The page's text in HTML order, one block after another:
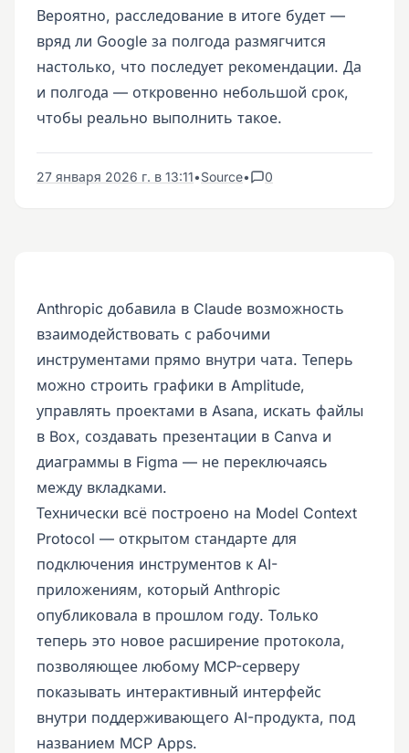
Вероятно, расследование в итоге будет —
вряд ли Google за полгода размягчится
настолько, что последует рекомендации. Да
и полгода — откровенно небольшой срок,
чтобы реально выполнить такое.
27 января 2026 г. в 13:11•Source• 0
Anthropic добавила в Claude возможность
взаимодействовать с рабочими
инструментами прямо внутри чата. Теперь
можно строить графики в Amplitude,
управлять проектами в Asana, искать файлы
в Box, создавать презентации в Canva и
диаграммы в Figma — не переключаясь
между вкладками.
Технически всё построено на Model Context
Protocol — открытом стандарте для
подключения инструментов к AI-
приложениям, который Anthropic
опубликовала в прошлом году. Только
теперь это новое расширение протокола,
позволяющее любому MCP-серверу
показывать интерактивный интерфейс
внутри поддерживающего AI-продукта, под
названием MCP Apps.